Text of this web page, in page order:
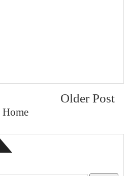
Older Post
Home